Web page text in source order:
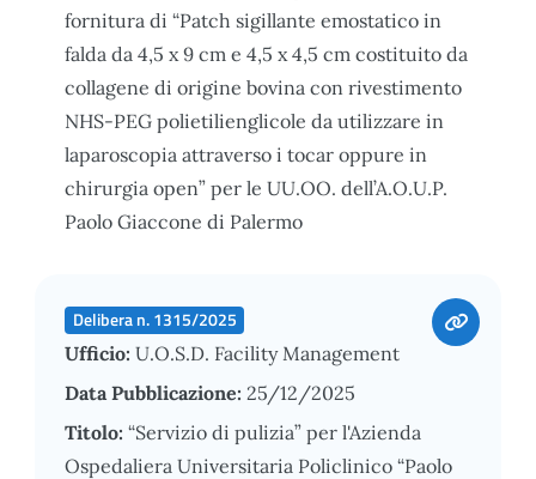
fornitura di “Patch sigillante emostatico in
falda da 4,5 x 9 cm e 4,5 x 4,5 cm costituito da
collagene di origine bovina con rivestimento
NHS-PEG polietilienglicole da utilizzare in
laparoscopia attraverso i tocar oppure in
chirurgia open” per le UU.OO. dell’A.O.U.P.
Paolo Giaccone di Palermo
Delibera n. 1315/2025
Ufficio: U.O.S.D. Facility Management
Data Pubblicazione: 25/12/2025
Titolo: “Servizio di pulizia” per l'Azienda
Ospedaliera Universitaria Policlinico “Paolo